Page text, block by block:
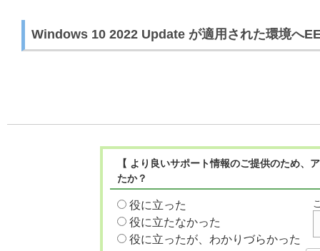
Windows 10 2022 Update が適用された環境へ
【 より良いサポート情報のご提供のため
たか？
役に立った
役に立たなかった
役に立ったが、わかりづらかった